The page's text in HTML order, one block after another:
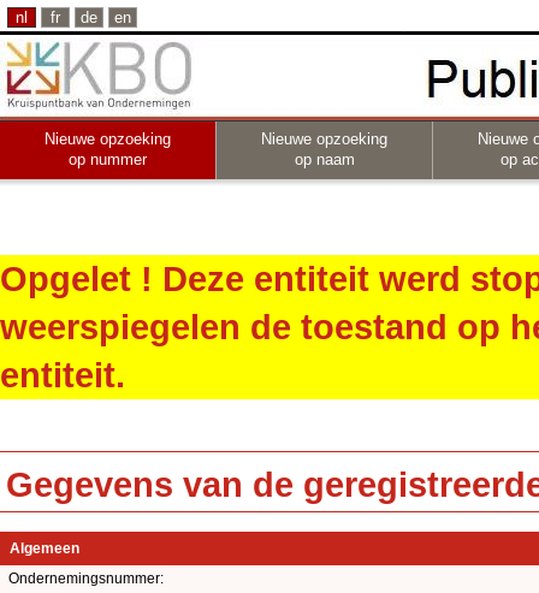
nl fr de en
Nieuwe opzoeking
op nummer
Nieuwe opzoeking
op naam
Nieuwe
op
Opgelet ! Deze entiteit werd
weerspiegelen de toestand op
entiteit.
Gegevens van de
Algemeen
Ondernemingsnummer: